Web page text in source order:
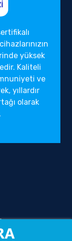
yüksek
Kaliteli
ve
yıllardır
olarak